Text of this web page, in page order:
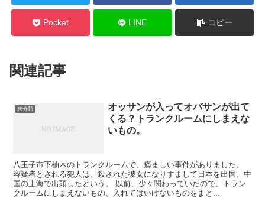
Pocket LINE コピー
関連記事
未分類
オッサンが入ってオバサンが出て
くる？トランクルームにしまえな
いもの。
八王子市下柚木のトランクルームで、痛ましい事件がありました。
容疑者とされる犯人は、殺された彼女になりすまして日本を出国、中
国の上海で出頭したという。 以前、少々関わっていたので、トラン
クルームにしまえないもの、入れてはいけないものをまと...